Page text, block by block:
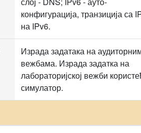
конфигурација, транзиција са
на IPv6.
Израда задатака на
вежбама. Израда задатка на
лабораторијској вежби
симулатор.